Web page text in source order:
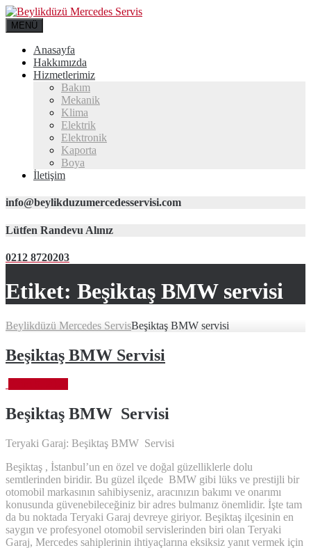
MENÜ
Anasayfa
Hakkımızda
Hizmetlerimiz
Bakım
Mekanik
Klima
Elektrik
Elektronik
Kaporta
Boya
İletişim
info@beylikduzumercedesservisi.com
Lütfen Randevu Alınız
0212 8720203
Etiket: Beşiktaş BMW servisi
Beylikdüzü Mercedes ServisBeşiktaş BMW servisi
Beşiktaş BMW Servisi
Beşiktaş BMW Servisi
Teryaki Garaj: Beşiktaş BMW Servisi
Beşiktaş , İstanbul’un en özel ve doğal güzelliklerle dolu
semtlerinden biridir. Bu güzel ilçede BMW gibi lüks ve prestijli bir
otomobil markasının sahibiyseniz, aracınızın bakımı ve onarımı
konusunda güvenebileceğiniz bir adres bulmanız önemlidir. İşte tam
da bu noktada Teryaki Garaj devreye giriyor. Beşiktaş ilçesinin en
saygın ve profesyonel otomobil servislerinden biri olan Teryaki
Garaj, Mercedes sahiplerinin ihtiyaçlarına eksiksiz yanıt vermek için